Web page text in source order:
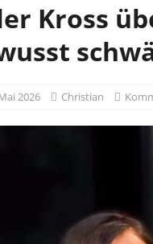
Kross
2026 Christian